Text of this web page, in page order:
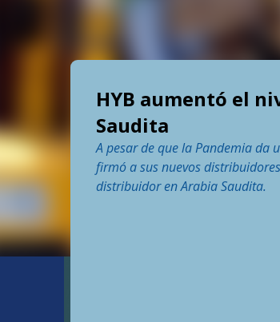
HYB aumentó el
Saudita
A pesar de que la Pandemia da
firmó a sus nuevos
distribuidor en Arabia Saudita.